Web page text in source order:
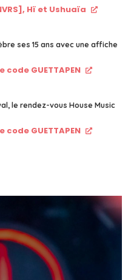
Hï et Ushuaïa
ses 15 ans avec une affiche
code GUETTAPEN
le rendez-vous House Music
code GUETTAPEN